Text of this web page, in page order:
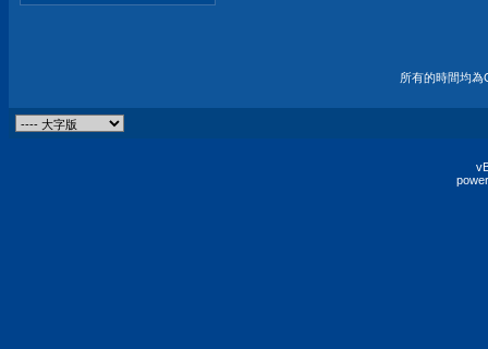
所有的時間均為